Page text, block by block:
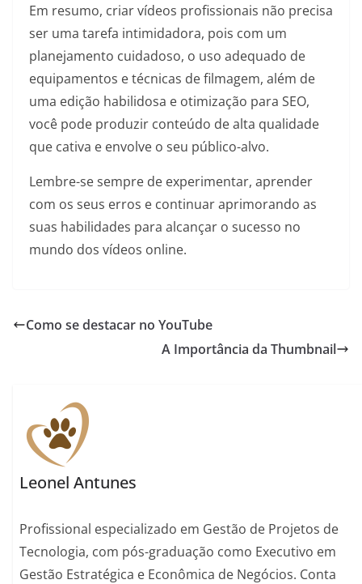
Em resumo, criar vídeos profissionais não precisa
ser uma tarefa intimidadora, pois com um
planejamento cuidadoso, o uso adequado de
equipamentos e técnicas de filmagem, além de
uma edição habilidosa e otimização para SEO,
você pode produzir conteúdo de alta qualidade
que cativa e envolve o seu público-alvo.
Lembre-se sempre de experimentar, aprender
com os seus erros e continuar aprimorando as
suas habilidades para alcançar o sucesso no
mundo dos vídeos online.
Como se destacar no YouTube
A Importância da Thumbnail
Leonel Antunes
Profissional especializado em Gestão de Projetos de
Tecnologia, com pós-graduação como Executivo em
Gestão Estratégica e Econômica de Negócios. Conta